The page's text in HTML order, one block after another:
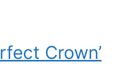
Crown’